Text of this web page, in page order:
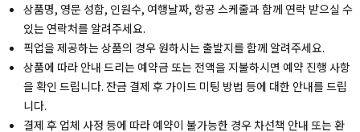
상품명, 영문 성함, 인원수, 여행날짜, 항공 스케줄과 함께 연락 받으실 수
있는 연락처를 알려주세요.
픽업을 제공하는 상품의 경우 원하시는 출발지를 함께 알려주세요.
상품에 따라 안내 드리는 예약금 또는 전액을 지불하시면 예약 진행 사항
을 확인 드립니다. 잔금 결제 후 가이드 미팅 방법 등에 대한 안내를 드립
니다.
결제 후 업체 사정 등에 따라 예약이 불가능한 경우 차선책 안내 또는 환